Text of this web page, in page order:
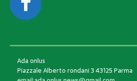
Ada onlus
Piazzale Alberto rondani 3 43125 Parma